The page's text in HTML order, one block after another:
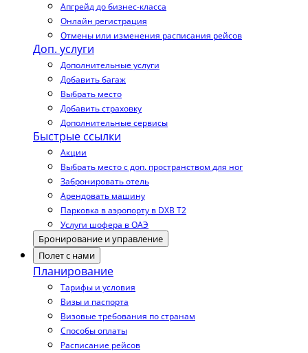
Апгрейд до бизнес-класса
Онлайн регистрация
Отмены или изменения расписания рейсов
Доп. услуги
Дополнительные услуги
Добавить багаж
Выбрать место
Добавить страховку
Дополнительные сервисы
Быстрые ссылки
Акции
Выбрать место с доп. пространством для ног
Забронировать отель
Арендовать машину
Парковка в аэропорту в DXB T2
Услуги шофера в ОАЭ
Бронирование и управление
Полет с нами
Планирование
Тарифы и условия
Визы и паспорта
Визовые требования по странам
Способы оплаты
Расписание рейсов